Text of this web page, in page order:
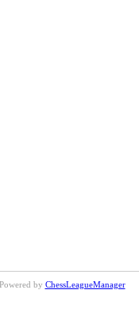
Powered by ChessLeagueManager